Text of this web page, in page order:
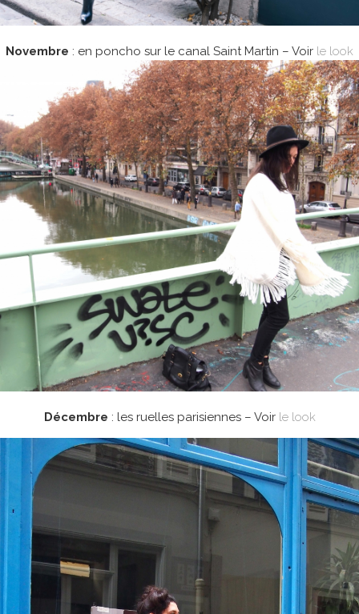
Novembre : en poncho sur le canal Saint Martin – Voir le look
Décembre : les ruelles parisiennes – Voir le look